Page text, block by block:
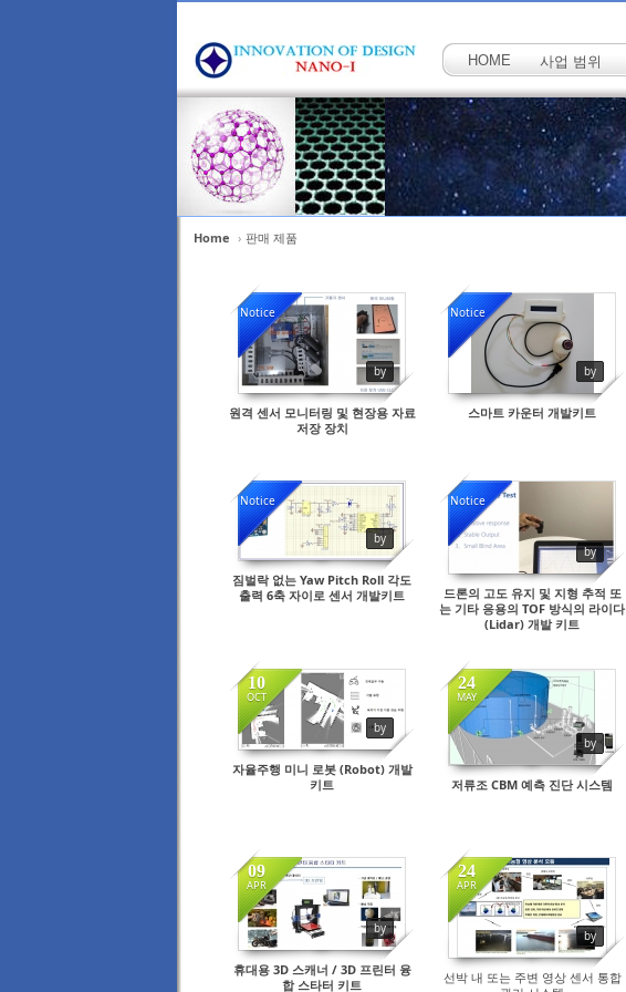
HOME 사업 범위
Home › 판매 제품
Notice
by
원격 센서 모니터링 및 현장용 자료
저장 장치
Notice
by
스마트 카운터 개발키트
Notice
by
짐벌락 없는 Yaw Pitch Roll 각도
출력 6축 자이로 센서 개발키트
Notice
by
드론의 고도 유지 및 지형 추적 또
는 기타 응용의 TOF 방식의 라이다
(Lidar) 개발 키트
10
OCT
by
자율주행 미니 로봇 (Robot) 개발
키트
24
MAY
by
저류조 CBM 예측 진단 시스템
09
APR
by
휴대용 3D 스캐너 / 3D 프린터 융
합 스타터 키트
24
APR
by
선박 내 또는 주변 영상 센서 통합
Sketchbook5, 스케치북5
Sketchbook5, 스케치북5
Sketchbook5, 스케치북5
Sketchbook5, 스케치북5